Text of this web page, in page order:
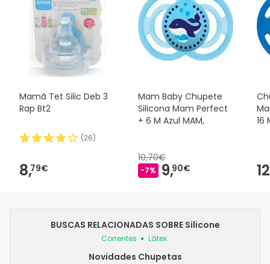
Mamã Tet Silic Deb 3
Rap Bt2
(26)
8,79€
Mam Baby Chupete
Silicona Mam Perfect
+ 6 M Azul MAM,
10,70€
-7% 9,90€
16
BUSCAS RELACIONADAS SOBRE Silicone
Correntes Látex
Novidades Chupetas